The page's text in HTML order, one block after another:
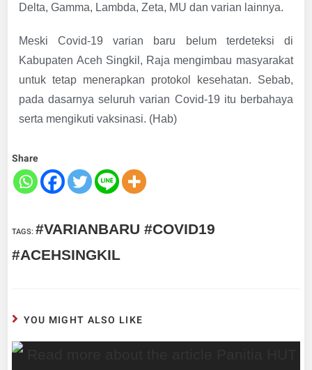
Delta, Gamma, Lambda, Zeta, MU dan varian lainnya.
Meski Covid-19 varian baru belum terdeteksi di
Kabupaten Aceh Singkil, Raja mengimbau masyarakat
untuk tetap menerapkan protokol kesehatan. Sebab,
pada dasarnya seluruh varian Covid-19 itu berbahaya
serta mengikuti vaksinasi. (Hab)
Share
TAGS:#VARIANBARU #COVID19
#ACEHSINGKIL
YOU MIGHT ALSO LIKE